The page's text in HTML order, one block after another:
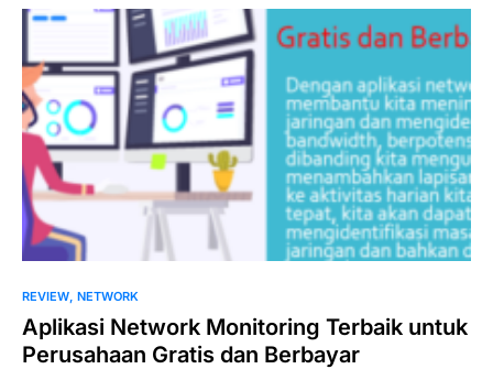
REVIEW NETWORK
Aplikasi Network Monitoring Terbaik untuk
Perusahaan Gratis dan Berbayar